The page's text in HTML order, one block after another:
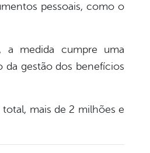
pessoais, como o
a medida cumpre uma
da gestão dos benefícios
mais de 2 milhões e